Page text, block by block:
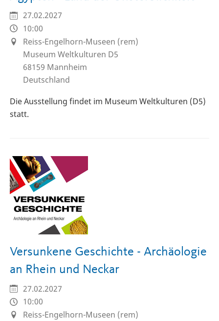
27.02.2027
10:00
Reiss-Engelhorn-Museen (rem)
Museum Weltkulturen D5
68159 Mannheim
Deutschland
Die Ausstellung findet im Museum Weltkulturen (D5)
statt.
Versunkene Geschichte - Archäologie
an Rhein und Neckar
27.02.2027
10:00
Reiss-Engelhorn-Museen (rem)